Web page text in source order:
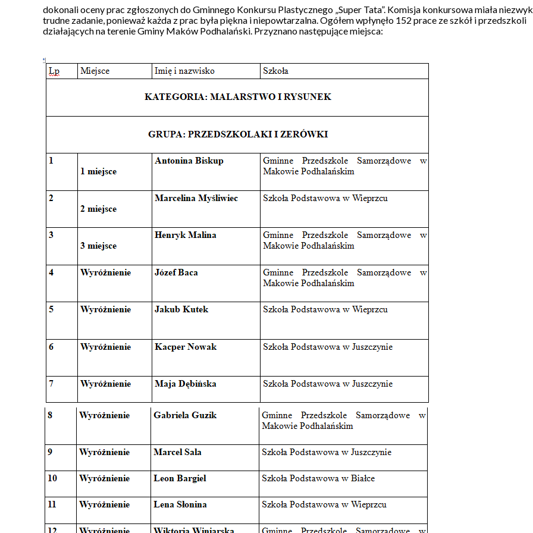
dokonali oceny prac zgłoszonych do Gminnego Konkursu Plastycznego „Super Tata”. Komisja konkursowa miała
trudne zadanie, ponieważ każda z prac była piękna i niepowtarzalna. Ogółem wpłynęło 152 prace ze szkół i przedszkoli
działających na terenie Gminy Maków Podhalański. Przyznano następujące miejsca: